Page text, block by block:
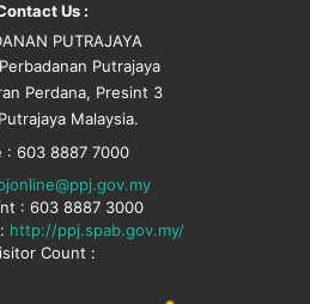
Us :
PUTRAJAYA
Putrajaya
Perdana, Presint 3
Malaysia.
: 603 8887 7000
: 603 8887 3000
http://ppj.spab.gov.my/
Count :